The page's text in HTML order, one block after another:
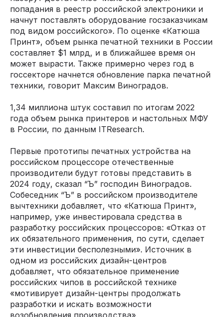
попадания в реестр российской электроники и
начнут поставлять оборудование госзаказчикам
под видом российского». По оценке «Катюша
Принт», объем рынка печатной техники в России
составляет $1 млрд, и в ближайшее время он
может вырасти. Также примерно через год в
госсекторе начнется обновление парка печатной
техники, говорит Максим Виноградов.
1,34 миллиона штук составил по итогам 2022
года объем рынка принтеров и настольных МФУ
в России, по данным ITResearch.
Первые прототипы печатных устройства на
российском процессоре отечественные
производители будут готовы представить в
2024 году, сказал “Ъ” господин Виноградов.
Собеседник “Ъ” в российском производителе
вычтехники добавляет, что «Катюша Принт»,
например, уже инвестировала средства в
разработку российских процессоров: «Отказ от
их обязательного применения, по сути, сделает
эти инвестиции бесполезными». Источник в
одном из российских дизайн-центров
добавляет, что обязательное применение
российских чипов в российской технике
«мотивирует дизайн-центры продолжать
разработки и искать возможности
возобновления производства».